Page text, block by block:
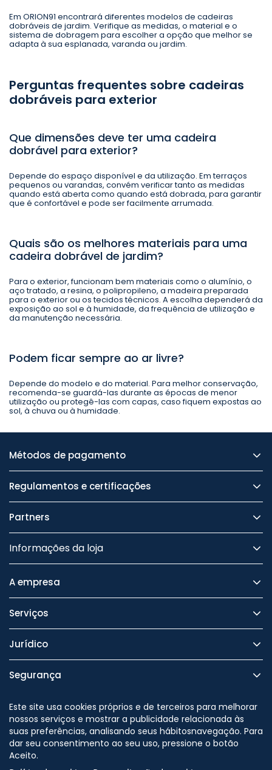
Em ORION91 encontrará diferentes modelos de cadeiras
dobráveis de jardim. Verifique as medidas, o material e o
sistema de dobragem para escolher a opção que melhor se
adapta à sua esplanada, varanda ou jardim.
Perguntas frequentes sobre cadeiras
dobráveis para exterior
Que dimensões deve ter uma cadeira
dobrável para exterior?
Depende do espaço disponível e da utilização. Em terraços
pequenos ou varandas, convém verificar tanto as medidas
quando está aberta como quando está dobrada, para garantir
que é confortável e pode ser facilmente arrumada.
Quais são os melhores materiais para uma
cadeira dobrável de jardim?
Para o exterior, funcionam bem materiais como o alumínio, o
aço tratado, a resina, o polipropileno, a madeira preparada
para o exterior ou os tecidos técnicos. A escolha dependerá da
exposição ao sol e à humidade, da frequência de utilização e
da manutenção necessária.
Podem ficar sempre ao ar livre?
Depende do modelo e do material. Para melhor conservação,
recomenda-se guardá-las durante as épocas de menor
utilização ou protegê-las com capas, caso fiquem expostas ao
sol, à chuva ou à humidade.
Métodos de pagamento
Regulamentos e certificações
Partners
Informações da loja
A empresa
Serviços
Jurídico
Segurança
Este site usa cookies próprios e de terceiros para melhorar
nossos serviços e mostrar a publicidade relacionada às
suas preferências, analisando seus hábitosnavegação. Para
dar seu consentimento ao seu uso, pressione o botão
Aceito.
Nos siga no